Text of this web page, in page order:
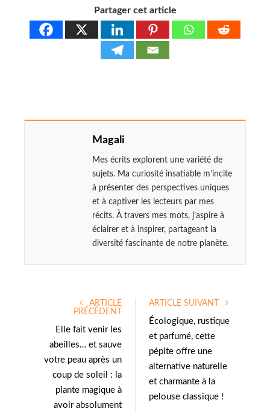
Partager cet article
Magali
Mes écrits explorent une variété de
sujets. Ma curiosité insatiable m’incite
à présenter des perspectives uniques
et à captiver les lecteurs par mes
récits. À travers mes mots, j’aspire à
éclairer et à inspirer, partageant la
diversité fascinante de notre planète.
ARTICLE
PRÉCÉDENT
Elle fait venir les
abeilles… et sauve
votre peau après un
coup de soleil : la
plante magique à
avoir absolument
ARTICLE SUIVANT
Écologique, rustique
et parfumé, cette
pépite offre une
alternative naturelle
et charmante à la
pelouse classique !